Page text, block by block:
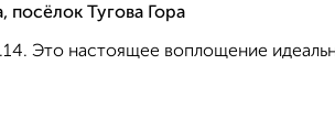
посёлок Тугова Гора
Это настоящее воплощение